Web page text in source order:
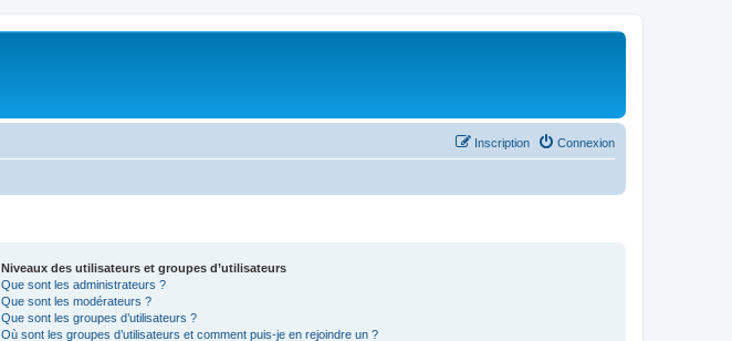
Connexion
Inscription
Niveaux des utilisateurs et groupes d’utilisateurs
Que sont les administrateurs ?
Que sont les modérateurs ?
Que sont les groupes d’utilisateurs ?
Où sont les groupes d’utilisateurs et comment puis-je en rejoindre un ?